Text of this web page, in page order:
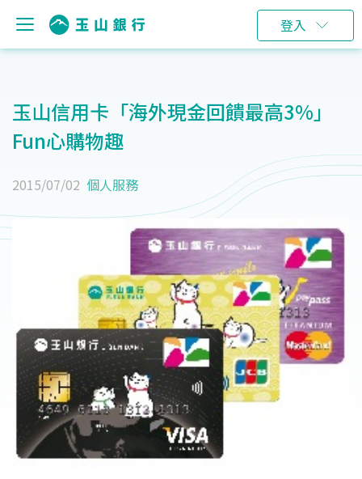
登入
玉山信用卡「海外現金回饋最高3%」
Fun心購物趣
2015/07/02 個人服務